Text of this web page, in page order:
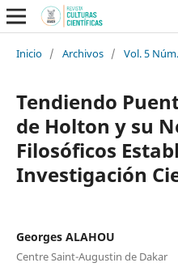
Inicio / Archivos / Vol. 5
Tendiendo
de Holton y su
Filosóficos
Investigación
Georges ALAHOU
Centre Saint-Augustin de Dakar